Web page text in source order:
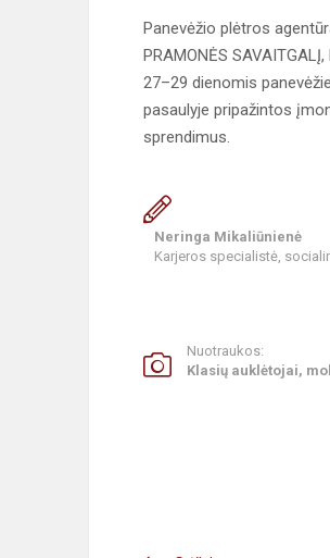
Panevėžio plėtros
PRAMONĖS
27–29 dienomis
pasaulyje pripažintos
sprendimus.
Neringa Mikaliūnienė
Karjeros specialistė,
Nuotraukos:
Klasių auklėtojai,